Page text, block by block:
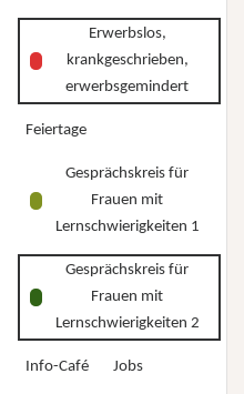
Erwerbslos,
krankgeschrieben,
erwerbsgemindert
Feiertage
Gesprächskreis für
Frauen mit
Lernschwierigkeiten 1
Gesprächskreis für
Frauen mit
Lernschwierigkeiten 2
Info-Café Jobs